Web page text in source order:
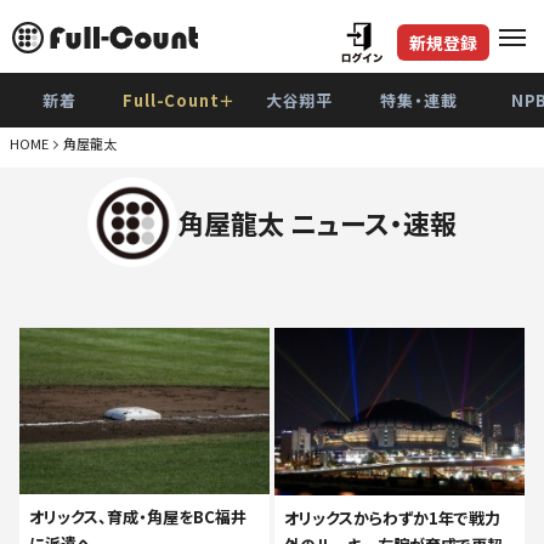
新規登録
新着 Full-Count＋ 大谷翔平 特集・連載
HOME 角屋龍太
角屋龍太 ニュース・速報
オリックス、育成・角屋をBC福井
オリックスからわずか1年で戦力